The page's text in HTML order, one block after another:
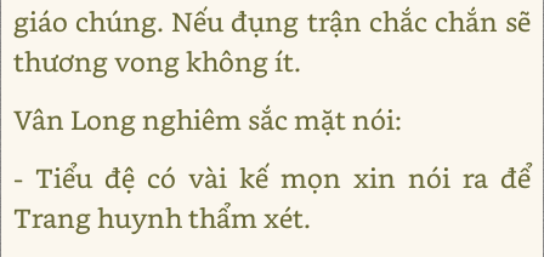
giáo chúng. Nếu đụng trận chắc chắn sẽ
thương vong không ít.
Vân Long nghiêm sắc mặt nói:
- Tiểu đệ có vài kế mọn xin nói ra để
Trang huynh thẩm xét.